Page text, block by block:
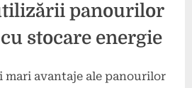
panourilor
stocare energie
mari avantaje ale panourilor